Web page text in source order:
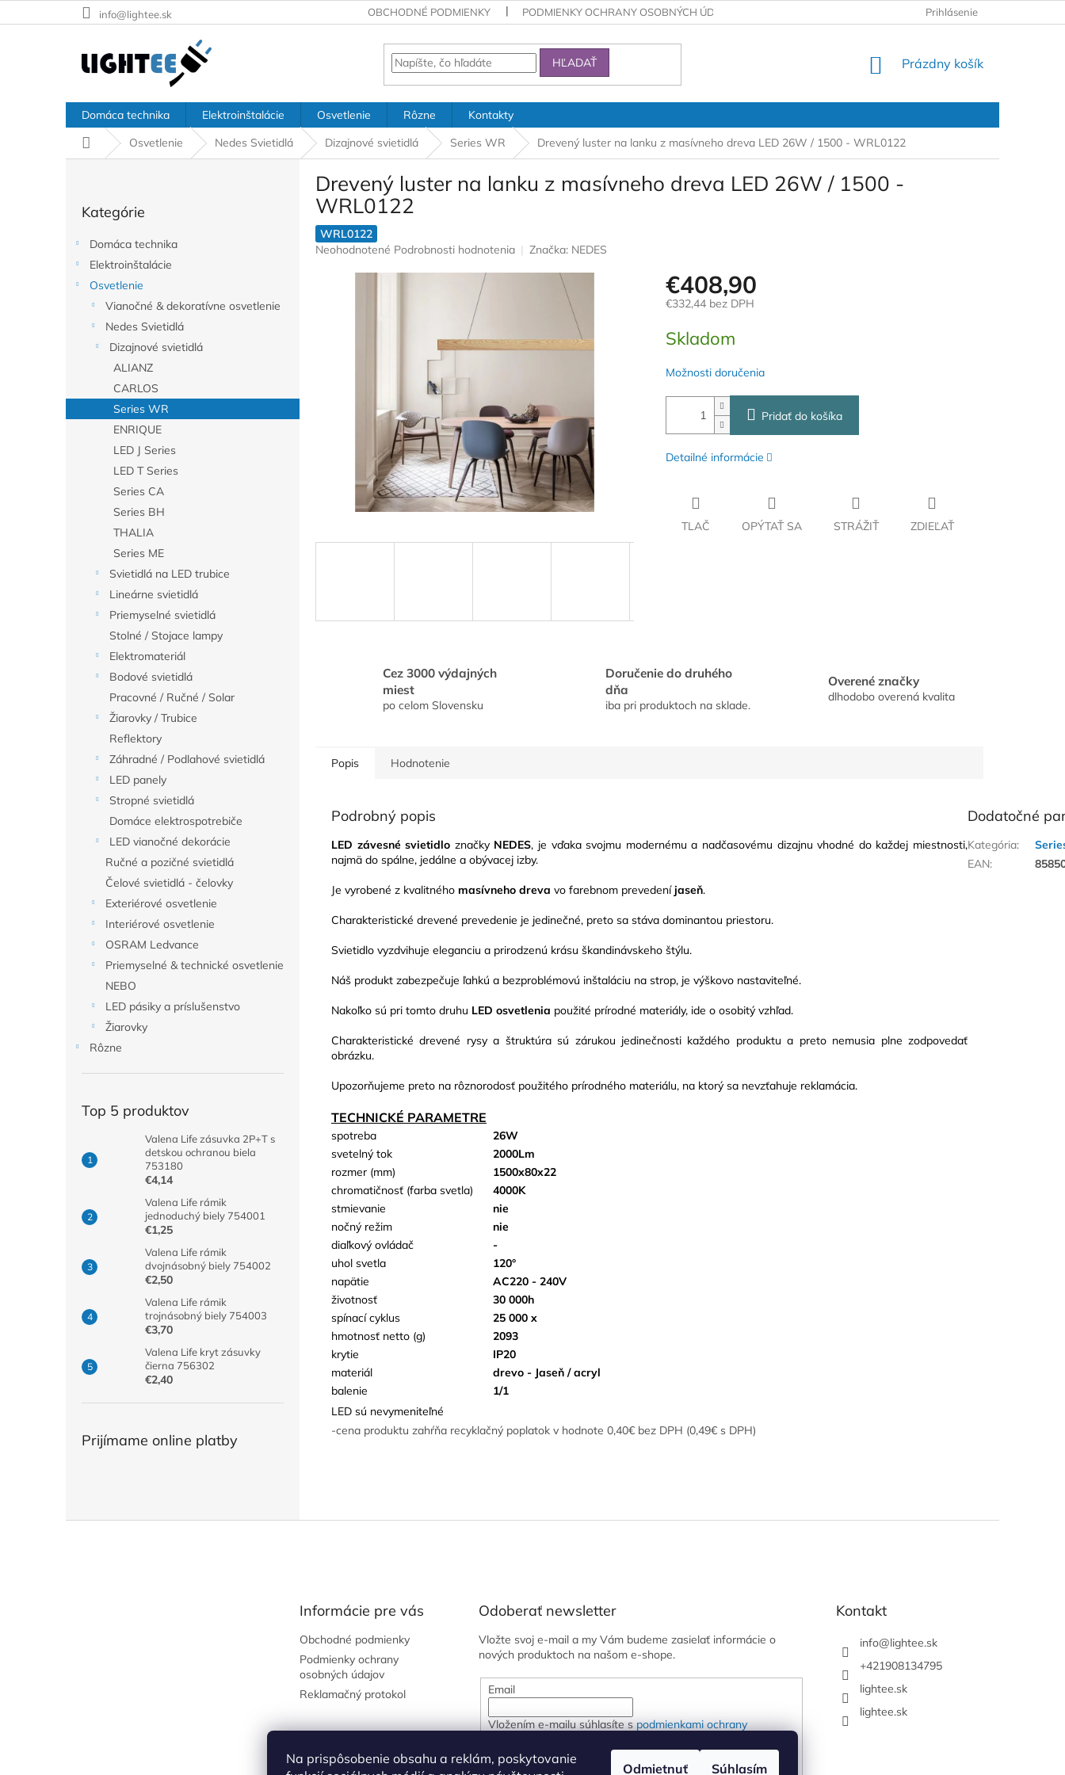
Na prispôsobenie obsahu a reklám, poskytovanie
Odmietnuť Súhlasím
na
info@lightee.sk OBCHODNÉ PODMIENKY PODMIENKY OCHRANY OSOBNÝCH ÚDAJOV Prihlásenie
HĽADAŤ
NÁKUPNÝ
Prázdny košík
Domáca technika Elektroinštalácie Osvetlenie Rôzne
Kontakty
DomovOsvetlenie Nedes Svietidlá Dizajnové svietidlá Series WR Drevený luster na lanku z masívneho dreva LED 26W / 1500 - WRL0122
kategórie
Kategórie
Domáca technika
Elektroinštalácie
Osvetlenie
Vianočné & dekoratívne osvetlenie
Nedes Svietidlá
Dizajnové svietidlá
ALIANZ
CARLOS
Series WR
ENRIQUE
LED J Series
LED T Series
Series CA
Series BH
THALIA
Series ME
Svietidlá na LED trubice
Lineárne svietidlá
Priemyselné svietidlá
Stolné / Stojace lampy
Elektromateriál
Bodové svietidlá
Pracovné / Ručné / Solar
Žiarovky / Trubice
Reflektory
Záhradné / Podlahové svietidlá
LED panely
Stropné svietidlá
Domáce elektrospotrebiče
LED vianočné dekorácie
Ručné a pozičné svietidlá
Čelové svietidlá - čelovky
Exteriérové osvetlenie
Interiérové osvetlenie
OSRAM Ledvance
Priemyselné & technické osvetlenie
NEBO
LED pásiky a príslušenstvo
Žiarovky
Rôzne
Top 5 produktov
Valena Life zásuvka 2P+T s
detskou ochranou biela
753180
€4,14
Valena Life rámik
jednoduchý biely 754001
€1,25
Valena Life rámik
dvojnásobný biely 754002
€2,50
Valena Life rámik
trojnásobný biely 754003
€3,70
Valena Life kryt zásuvky
čierna 756302
€2,40
Prijímame online platby
Drevený luster na lanku z masívneho dreva LED 26W / 1500 -
WRL0122
WRL0122
Priemerné
Neohodnotené Podrobnosti hodnotenia Značka: NEDES
€408,90
€332,44 bez DPH
cena:
Skladom
Možnosti doručenia
Pridať do košíka
Detailné informácie
TLAČ OPÝTAŤ SA STRÁŽIŤ ZDIEĽAŤ
Cez 3000 výdajných
miest
po celom Slovensku
Doručenie do druhého
dňa
iba pri produktoch na sklade.
Overené značky
dlhodobo overená kvalita
Popis Hodnotenie
Podrobný popis
LED závesné svietidlo značky NEDES, je vďaka svojmu modernému a nadčasovému dizajnu vhodné do každej miestnosti,
najmä do spálne, jedálne a obývacej izby.
Je vyrobené z kvalitného masívneho dreva vo farebnom prevedeníjaseň.
Charakteristické drevené prevedenie je jedinečné, preto sa stáva dominantou priestoru.
Svietidlo vyzdvihuje eleganciu a prirodzenú krásu škandinávskeho štýlu.
Náš produkt zabezpečuje ľahkú a bezproblémovú inštaláciu na strop, je výškovo nastaviteľné.
Nakoľko sú pri tomto druhu LED osvetlenia použité prírodné materiály, ide o osobitý vzhľad.
Charakteristické drevené rysy a štruktúra sú zárukou jedinečnosti každého produktu a preto nemusia plne zodpovedať
obrázku.
Upozorňujeme preto na rôznorodosť použitého prírodného materiálu, na ktorý sa nevzťahuje reklamácia.
TECHNICKÉ PARAMETRE
spotreba
26W
svetelný tok
2000Lm
rozmer (mm)
1500x80x22
chromatičnosť (farba svetla)
4000K
stmievanie
nie
nočný režim
nie
diaľkový ovládač
-
uhol svetla
120°
napätie
AC220 - 240V
životnosť
30 000h
spínací cyklus
25 000 x
hmotnosť netto (g)
2093
krytie
IP20
materiál
drevo - Jaseň / acryl
balenie
1/1
LED sú nevymeniteľné
-cena produktu zahŕňa recyklačný poplatok v hodnote 0,40€ bez DPH (0,49€ s DPH)
Dodatočné
Kategória:
EAN:
Informácie pre vás
Obchodné podmienky
Podmienky ochrany
osobných údajov
Reklamačný protokol
Odoberať newsletter
Vložte svoj e-mail a my Vám budeme zasielať informácie o
nových produktoch na našom e-shope.
Email
Vložením e-mailu súhlasíte spodmienkami ochrany
Kontakt
info@lightee.sk
+421908134795
lightee.sk
lightee.sk